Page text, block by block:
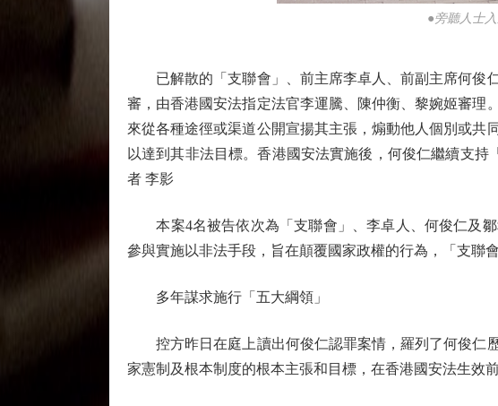
●旁聽人士
已解散的「支聯會」、前主席李卓人、前副主席何俊
審，由香港國安法指定法官李運騰、陳仲衡、黎婉姬審理
來從各種途徑或渠道公開宣揚其主張，煽動他人個別或共
以達到其非法目標。香港國安法實施後，何俊仁繼續支
者 李影
本案4名被告依次為「支聯會」、李卓人、何俊仁及鄒
參與實施以非法手段，旨在顛覆國家政權的行為，「支聯
多年謀求施行「五大綱領」
控方昨日在庭上讀出何俊仁認罪案情，羅列了何俊仁歷
家憲制及根本制度的根本主張和目標，在香港國安法生效